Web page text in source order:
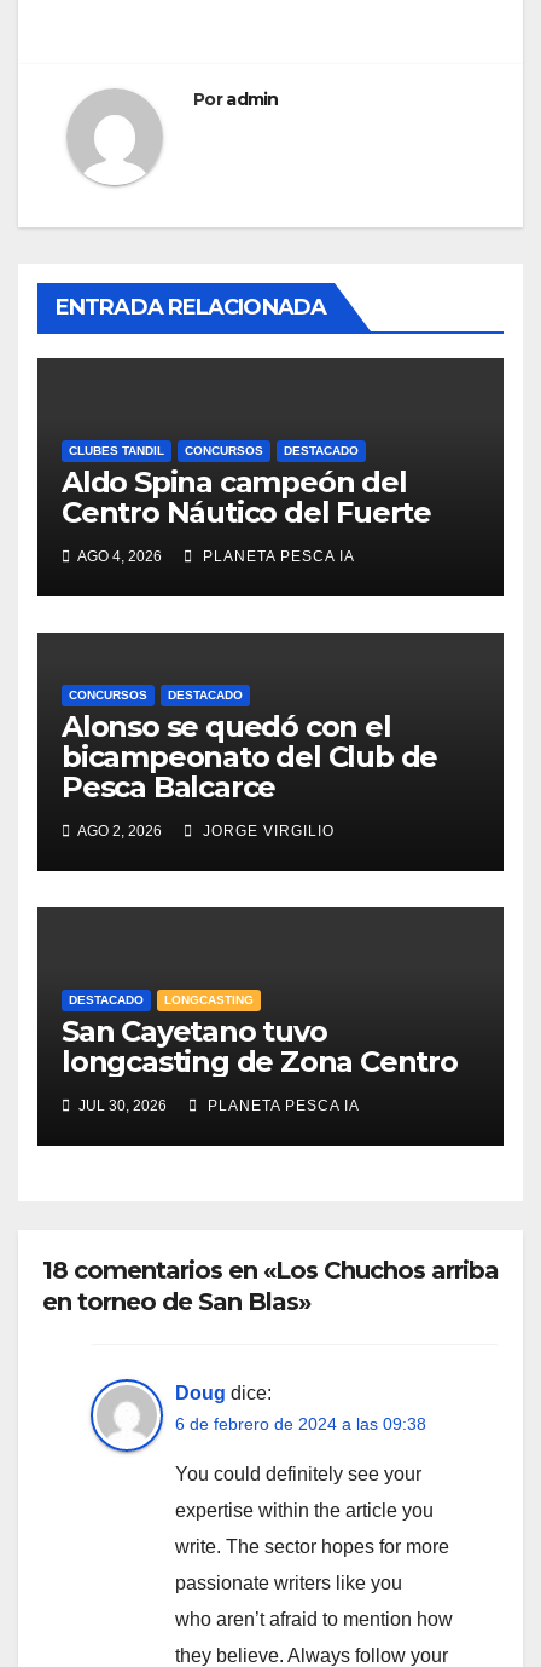
Poradmin
ENTRADA RELACIONADA
CLUBES TANDIL CONCURSOS DESTACADO
Aldo Spina campeón del
Centro Náutico del Fuerte
AGO 4, 2026 PLANETA PESCA IA
CONCURSOS DESTACADO
Alonso se quedó con el
bicampeonato del Club de
Pesca Balcarce
AGO 2, 2026 JORGE VIRGILIO
DESTACADO LONGCASTING
San Cayetano tuvo
longcasting de Zona Centro
JUL 30, 2026 PLANETA PESCA IA
18 comentarios en «Los Chuchos arriba
en torneo de San Blas»
Doug dice:
6 de febrero de 2024 a las 09:38
You could definitely see your
expertise within the article you
write. The sector hopes for more
passionate writers like you
who aren’t afraid to mention how
they believe. Always follow your